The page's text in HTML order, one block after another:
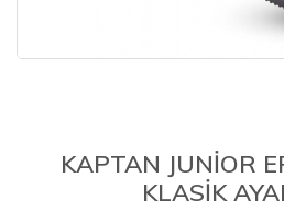
KAPTAN JUNİOR
KLASİK